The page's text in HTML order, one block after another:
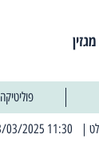
מגזין
פוליטיקה
| 11:30 03/03/2025 בחמישי הקרוב: הרחובות בהם תהיה הפסקת חשמל יזומה